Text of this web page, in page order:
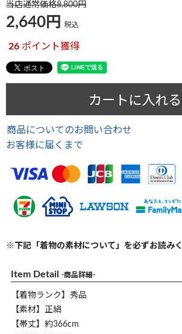
当店通常価格8,800
2,640 税込
26 ポイント獲得
カートに入れる
商品についてのお問い合わせ
お客様に届くまで
※下記「着物の素材について」を必ずお読み
Item Detail -商品詳細-
【着物ランク】秀品
【素材】正絹
【帯丈】約366cm